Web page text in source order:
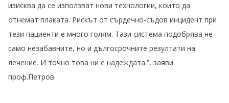
изисква да се използват нови технологии, които да
отнемат плаката. Рискът от сърдечно-съдов инцидент при
тези пациенти е много голям. Тази система подобрява не
само незабавните, но и дългосрочните резултати на
лечение. И точно това ни е надеждата.”, заяви
проф.Петров.